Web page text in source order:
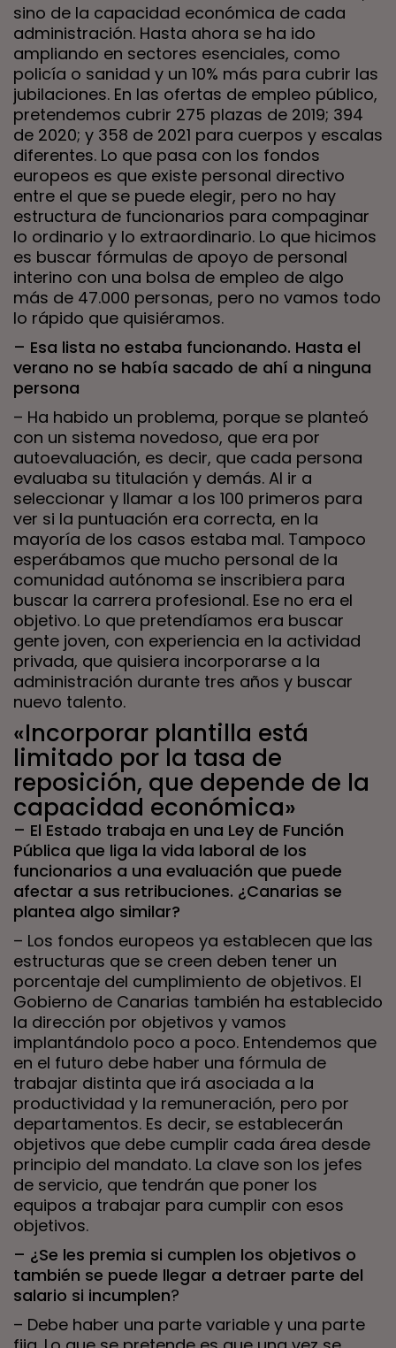
sino de la capacidad económica de cada
administración. Hasta ahora se ha ido
ampliando en sectores esenciales, como
policía o sanidad y un 10% más para cubrir las
jubilaciones. En las ofertas de empleo público,
pretendemos cubrir 275 plazas de 2019; 394
de 2020; y 358 de 2021 para cuerpos y escalas
diferentes. Lo que pasa con los fondos
europeos es que existe personal directivo
entre el que se puede elegir, pero no hay
estructura de funcionarios para compaginar
lo ordinario y lo extraordinario. Lo que hicimos
es buscar fórmulas de apoyo de personal
interino con una bolsa de empleo de algo
más de 47.000 personas, pero no vamos todo
lo rápido que quisiéramos.
– Esa lista no estaba funcionando. Hasta el
verano no se había sacado de ahí a ninguna
persona
– Ha habido un problema, porque se planteó
con un sistema novedoso, que era por
autoevaluación, es decir, que cada persona
evaluaba su titulación y demás. Al ir a
seleccionar y llamar a los 100 primeros para
ver si la puntuación era correcta, en la
mayoría de los casos estaba mal. Tampoco
esperábamos que mucho personal de la
comunidad autónoma se inscribiera para
buscar la carrera profesional. Ese no era el
objetivo. Lo que pretendíamos era buscar
gente joven, con experiencia en la actividad
privada, que quisiera incorporarse a la
administración durante tres años y buscar
nuevo talento.
«Incorporar plantilla está
limitado por la tasa de
reposición, que depende de la
capacidad económica»
– El Estado trabaja en una Ley de Función
Pública que liga la vida laboral de los
funcionarios a una evaluación que puede
afectar a sus retribuciones. ¿Canarias se
plantea algo similar?
– Los fondos europeos ya establecen que las
estructuras que se creen deben tener un
porcentaje del cumplimiento de objetivos. El
Gobierno de Canarias también ha establecido
la dirección por objetivos y vamos
implantándolo poco a poco. Entendemos que
en el futuro debe haber una fórmula de
trabajar distinta que irá asociada a la
productividad y la remuneración, pero por
departamentos. Es decir, se establecerán
objetivos que debe cumplir cada área desde
principio del mandato. La clave son los jefes
de servicio, que tendrán que poner los
equipos a trabajar para cumplir con esos
objetivos.
– ¿Se les premia si cumplen los objetivos o
también se puede llegar a detraer parte del
salario si incumplen?
– Debe haber una parte variable y una parte